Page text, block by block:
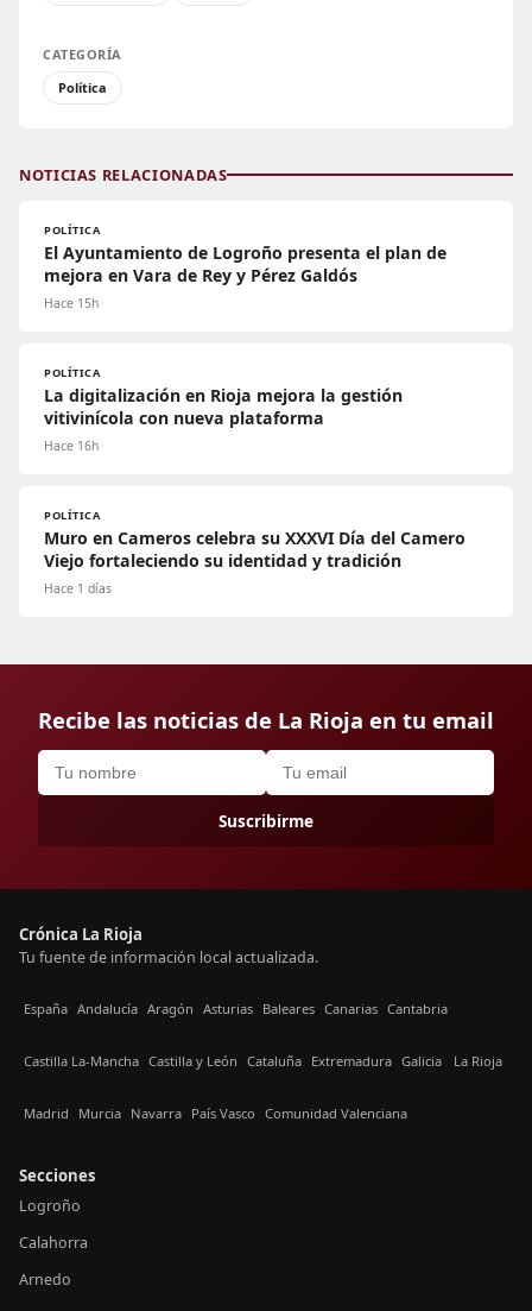
CATEGORÍA
Política
NOTICIAS RELACIONADAS
POLÍTICA
El Ayuntamiento de Logroño presenta el plan de
mejora en Vara de Rey y Pérez Galdós
Hace 15h
POLÍTICA
La digitalización en Rioja mejora la gestión
vitivinícola con nueva plataforma
Hace 16h
POLÍTICA
Muro en Cameros celebra su XXXVI Día del Camero
Viejo fortaleciendo su identidad y tradición
Hace 1 días
Recibe las noticias de La Rioja en tu email
Suscribirme
Crónica La Rioja
Tu fuente de información local actualizada.
España Andalucía Aragón Asturias Baleares Canarias Cantabria
Castilla La-Mancha Castilla y León Cataluña Extremadura Galicia La Rioja
Madrid Murcia Navarra País Vasco Comunidad Valenciana
Secciones
Logroño
Calahorra
Arnedo